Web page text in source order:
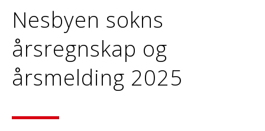
Nesbyen sokns
årsregnskap og
årsmelding 2025